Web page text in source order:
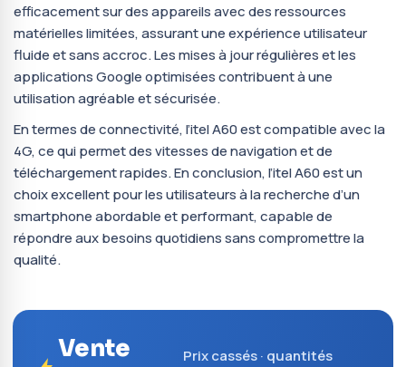
efficacement sur des appareils avec des ressources
matérielles limitées, assurant une expérience utilisateur
fluide et sans accroc. Les mises à jour régulières et les
applications Google optimisées contribuent à une
utilisation agréable et sécurisée.
En termes de connectivité, l’itel A60 est compatible avec la
4G, ce qui permet des vitesses de navigation et de
téléchargement rapides. En conclusion, l’itel A60 est un
choix excellent pour les utilisateurs à la recherche d’un
smartphone abordable et performant, capable de
répondre aux besoins quotidiens sans compromettre la
qualité.
Vente
Prix cassés · quantités